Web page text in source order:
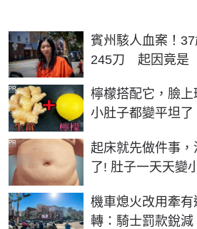
賓州駭人血案！
245刀 起因竟是
檸檬搭配它，臉上
小肚子都變平坦了
PR
起床就先做件事
了! 肚子一天天變
PR
機車熄火改用牽
轉：騎士罰款銳